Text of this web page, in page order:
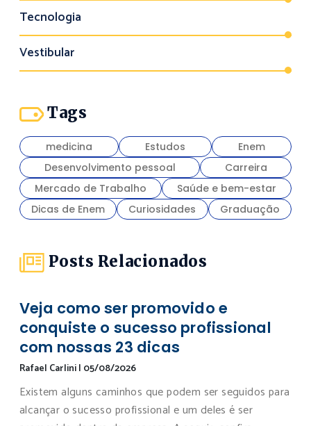
Tecnologia
Vestibular
Tags
medicina Estudos
Enem
Desenvolvimento pessoal
Carreira
Mercado de Trabalho
Saúde e bem-estar
Dicas de Enem
Curiosidades Graduação
Posts Relacionados
Veja como ser promovido e
conquiste o sucesso profissional
com nossas 23 dicas
Rafael Carlini| 05/08/2026
Existem alguns caminhos que podem ser seguidos para
alcançar o sucesso profissional e um deles é ser